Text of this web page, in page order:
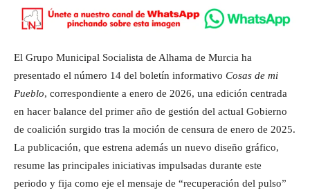
El Grupo Municipal Socialista de Alhama de Murcia ha
presentado el número 14 del boletín informativo Cosas de mi
Pueblo, correspondiente a enero de 2026, una edición centrada
en hacer balance del primer año de gestión del actual Gobierno
de coalición surgido tras la moción de censura de enero de 2025.
La publicación, que estrena además un nuevo diseño gráfico,
resume las principales iniciativas impulsadas durante este
periodo y fija como eje el mensaje de “recuperación del pulso”